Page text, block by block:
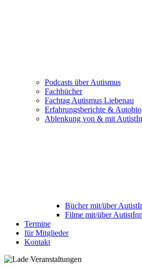
Podcasts über Autismus
Fachbücher
Fachtag Autismus Liebenau
Erfahrungsberichte &
Ablenkung von & mit
Bücher mit/über
Filme mit/über
Termine
für Mitglieder
Kontakt